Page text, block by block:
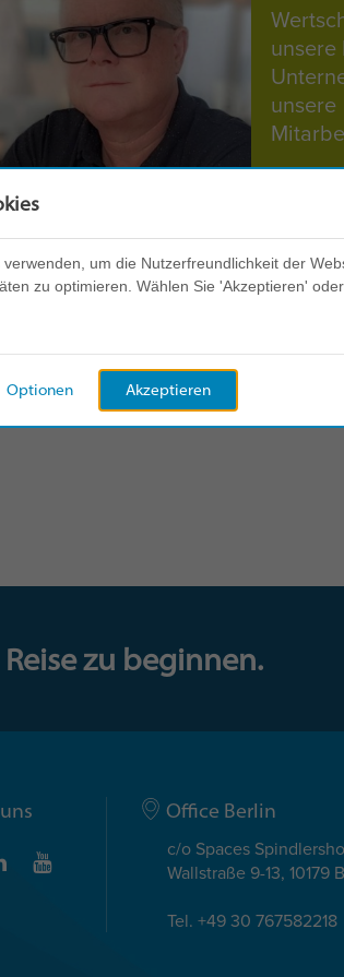
unsere
unsere
zu beginnen.
Office Berlin
c/o Spaces
Wallstraße 9-13, 10179
Tel. +49 30 767582218
um die Nutzerfreundlichkeit der
zu optimieren. Wählen Sie 'Akzeptieren'
Akzeptieren
Optionen